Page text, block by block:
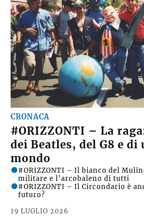
CRONACA
#ORIZZONTI – La
dei Beatles, del G8 e di
mondo
19 LUGLIO 2026
#ORIZZONTI – Il bianco del
militare e l’arcobaleno di tutti
#ORIZZONTI – Il Circondario è
futuro?